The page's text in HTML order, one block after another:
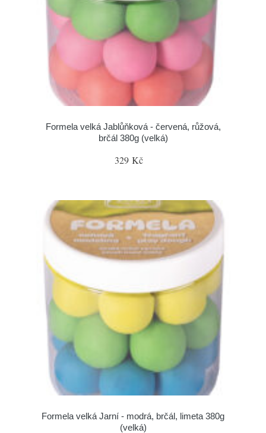
Formela velká Jablůňková - červená, růžová,
brčál 380g (velká)
329 Kč
Formela velká Jarní - modrá, brčál, limeta 380g
(velká)